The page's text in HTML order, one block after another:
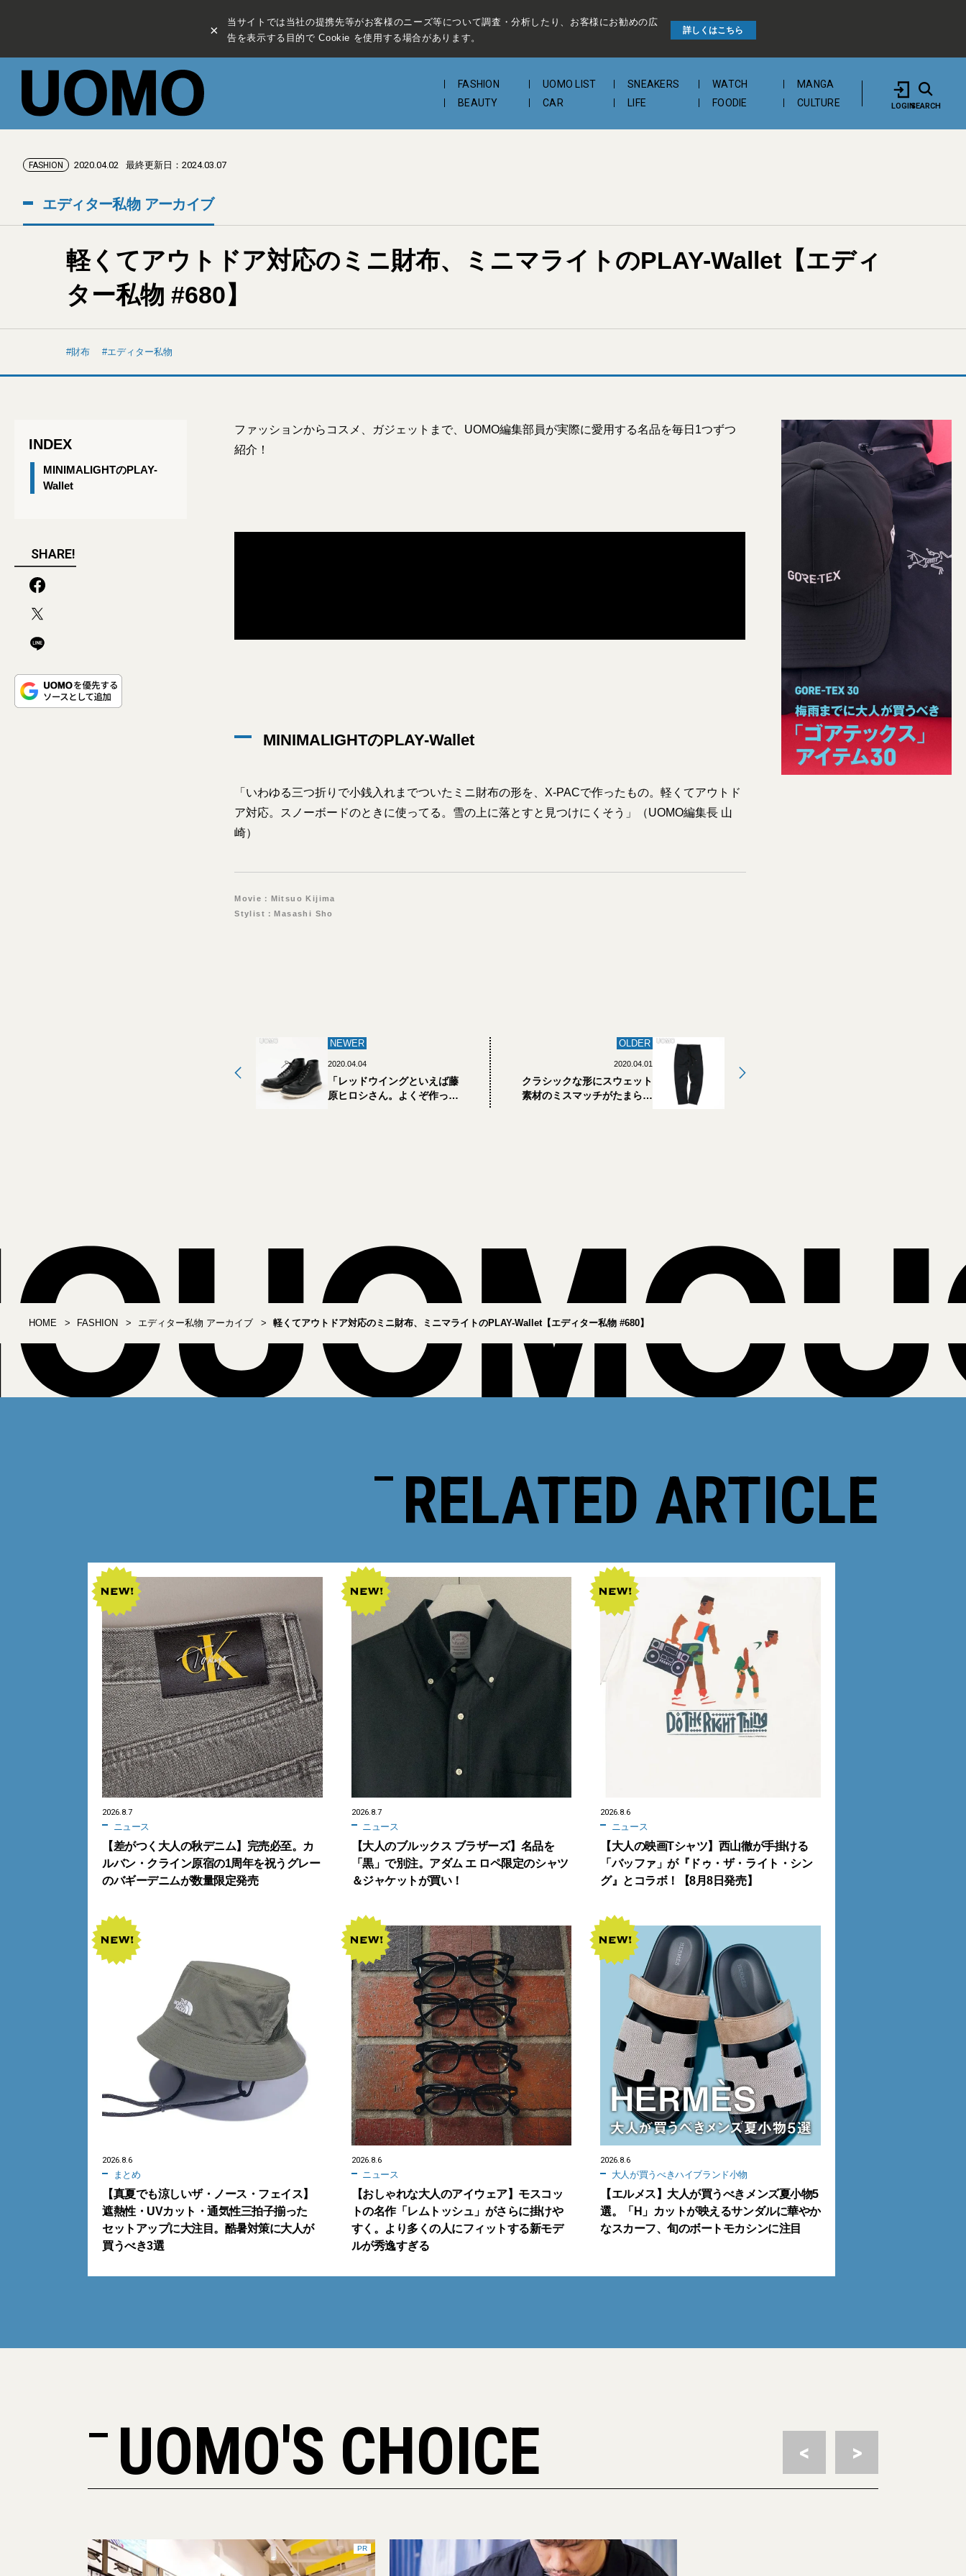
×
当サイトでは当社の提携先等がお客様のニーズ等について調査・分析したり、お客様にお勧めの広
告を表示する目的で Cookie を使用する場合があります。
詳しくはこちら
FASHION UOMO LIST SNEAKERS WATCH
MANGA
BEAUTY
CAR LIFE FOODIE CULTURE LOGINSEARCH
FASHION 2020.04.02 最終更新日：2024.03.07
エディター私物 アーカイブ
軽くてアウトドア対応のミニ財布、ミニマライトのPLAY-Wallet【エディ
ター私物 #680】
財布 エディター私物
INDEX
MINIMALIGHTのPLAY-
Wallet
SHARE!
ファッションからコスメ、ガジェットまで、UOMO編集部員が実際に愛用する名品を毎日1つずつ
紹介！
MINIMALIGHTのPLAY-Wallet
「いわゆる三つ折りで小銭入れまでついたミニ財布の形を、X-PACで作ったもの。軽くてアウトド
ア対応。スノーボードのときに使ってる。雪の上に落とすと見つけにくそう」（UOMO編集長 山
崎）
Movie：Mitsuo Kijima
Stylist：Masashi Sho
NEWER
2020.04.04
「レッドウイングといえば藤
原ヒロシさん。よくぞ作って
OLDER
2020.04.01
クラシックな形にスウェット
素材のミスマッチがたまらな
HOME FASHION エディター私物 アーカイブ 軽くてアウトドア対応のミニ財布、ミニマライトのPLAY-Wallet【エディター私物 #680】
RELATED ARTICLE
2026.8.7
ニュース
【差がつく大人の秋デニム】完売必至。カ
ルバン・クライン原宿の1周年を祝うグレー
のバギーデニムが数量限定発売
2026.8.7
ニュース
【大人のブルックス ブラザーズ】名品を
「黒」で別注。アダム エ ロペ限定のシャツ
＆ジャケットが買い！
2026.8.6
ニュース
【大人の映画Tシャツ】西山徹が手掛ける
「バッファ」が『ドゥ・ザ・ライト・シン
グ』とコラボ！【8月8日発売】
2026.8.6
まとめ
【真夏でも涼しいザ・ノース・フェイス】
遮熱性・UVカット・通気性三拍子揃った
セットアップに大注目。酷暑対策に大人が
買うべき3選
2026.8.6
ニュース
【おしゃれな大人のアイウェア】モスコッ
トの名作「レムトッシュ」がさらに掛けや
すく。より多くの人にフィットする新モデ
ルが秀逸すぎる
2026.8.6
大人が買うべきハイブランド小物
【エルメス】大人が買うべきメンズ夏小物5
選。「H」カットが映えるサンダルに華やか
なスカーフ、旬のボートモカシンに注目
UOMO'S CHOICE
PR